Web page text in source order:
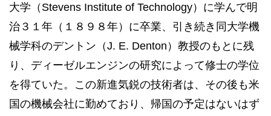
大学（Stevens Institute of Technology）に学んで明
治３１年（１８９８年）に卒業、引き続き同大学機
械学科のデントン（J. E. Denton）教授のもとに残
り、ディーゼルエンジンの研究によって修士の学位
を得ていた。この新進気鋭の技術者は、その後も米
国の機械会社に勤めており、帰国の予定はないはず